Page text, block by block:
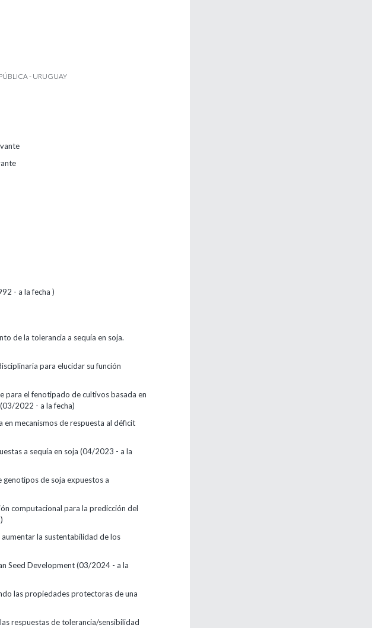
- URUGUAY
- a la fecha )
de la tolerancia a sequía en soja.
para elucidar su función
para el fenotipado de cultivos basada en
2022 - a la fecha)
mecanismos de respuesta al déficit
a sequía en soja (04/2023 - a la
de soja expuestos a
computacional para la predicción del
la sustentabilidad de los
Seed Development (03/2024 - a la
las propiedades protectoras de una
respuestas de tolerancia/sensibilidad